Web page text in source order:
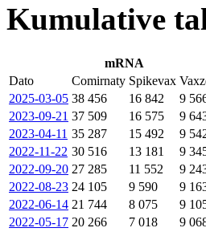
Kumulative
mRNA
Dato
Comirnaty Spikevax
2025-03-05 38 456 16 842 9
2023-09-21 37 509 16 575 9
2023-04-11 35 287 15 492 9
2022-11-22 30 516 13 181 9
2022-09-20 27 285 11 552 9
2022-08-23 24 105 9 590 9
2022-06-14 21 744 8 075 9
2022-05-17 20 266 7 018 9